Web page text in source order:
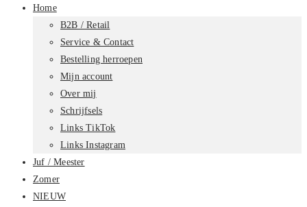
Home
B2B / Retail
Service & Contact
Bestelling herroepen
Mijn account
Over mij
Schrijfsels
Links TikTok
Links Instagram
Juf / Meester
Zomer
NIEUW